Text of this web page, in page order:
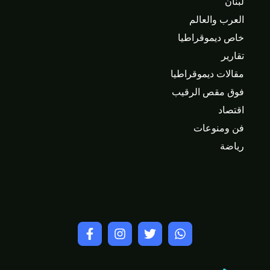
العرب والعالم
خاص ديموقراطيا
تقارير
مقالات ديموقراطيا
فوق مقص الرقيب
اقتصاد
فن ومنوعات
رياضة